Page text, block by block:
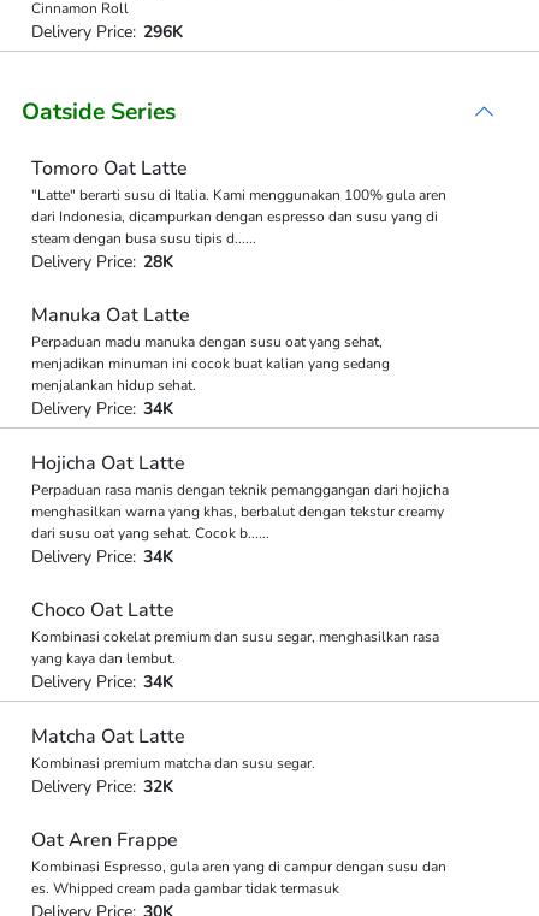
Cinnamon Roll
Delivery Price: 296K
Oatside Series
Tomoro Oat Latte
"Latte" berarti susu di Italia. Kami menggunakan 100% gula aren
dari Indonesia, dicampurkan dengan espresso dan susu yang di
steam dengan busa susu tipis d......
Delivery Price: 28K
Manuka Oat Latte
Perpaduan madu manuka dengan susu oat yang sehat,
menjadikan minuman ini cocok buat kalian yang sedang
menjalankan hidup sehat.
Delivery Price: 34K
Hojicha Oat Latte
Perpaduan rasa manis dengan teknik pemanggangan dari hojicha
menghasilkan warna yang khas, berbalut dengan tekstur creamy
dari susu oat yang sehat. Cocok b......
Delivery Price: 34K
Choco Oat Latte
Kombinasi cokelat premium dan susu segar, menghasilkan rasa
yang kaya dan lembut.
Delivery Price: 34K
Matcha Oat Latte
Kombinasi premium matcha dan susu segar.
Delivery Price: 32K
Oat Aren Frappe
Kombinasi Espresso, gula aren yang di campur dengan susu dan
es. Whipped cream pada gambar tidak termasuk